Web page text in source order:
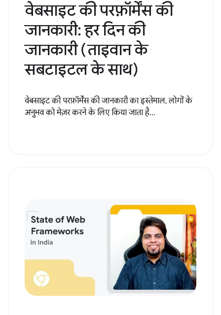
वेबसाइट की परफ़ॉर्मेंस की
जानकारी: हर दिन की
जानकारी (ताइवान के
सबटाइटल के साथ)
वेबसाइट की परफ़ॉर्मेंस की जानकारी का इस्तेमाल, लोगों के
अनुभव को मेज़र करने के लिए किया जाता है...